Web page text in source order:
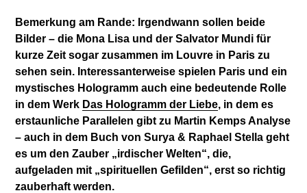
Bemerkung am Rande: Irgendwann sollen beide
Bilder – die Mona Lisa und der Salvator Mundi für
kurze Zeit sogar zusammen im Louvre in Paris zu
sehen sein. Interessanterweise spielen Paris und ein
mystisches Hologramm auch eine bedeutende Rolle
in dem Werk Das Hologramm der Liebe, in dem es
erstaunliche Parallelen gibt zu Martin Kemps Analyse
– auch in dem Buch von Surya & Raphael Stella geht
es um den Zauber „irdischer Welten“, die,
aufgeladen mit „spirituellen Gefilden“, erst so richtig
zauberhaft werden.